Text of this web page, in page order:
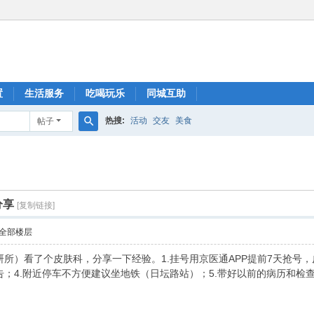
生活服务 吃喝玩乐 同城互助
帖子 热搜: 活动 交友 美食
享 [复制链接]
部楼层
）看了个皮肤科，分享一下经验。1.挂号用京医通APP提前7天抢号
4.附近停车不方便建议坐地铁（日坛路站）；5.带好以前的病历和检